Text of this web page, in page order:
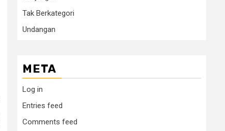
Tak Berkategori
Undangan
META
Log in
Entries feed
Comments feed